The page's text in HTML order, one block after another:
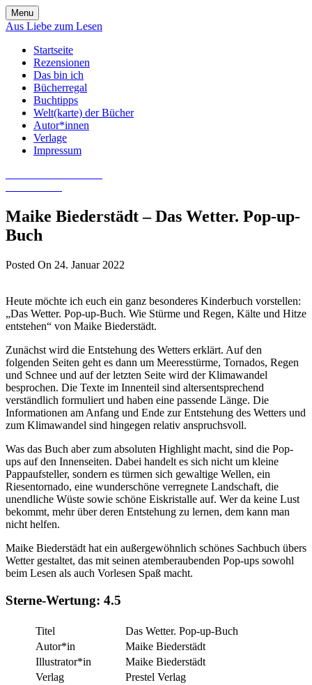
Skip
to
Menu
Aus Liebe zum Lesen
Startseite
Rezensionen
Das bin ich
Bücherregal
Buchtipps
Welt(karte) der Bücher
Autor*innen
Verlage
Impressum
Maike Biederstädt – Das Wetter. Pop-up-
Buch
Posted On 24. Januar 2022
Heute möchte ich euch ein ganz besonderes Kinderbuch vorstellen:
„Das Wetter. Pop-up-Buch. Wie Stürme und Regen, Kälte und Hitze
entstehen“ von Maike Biederstädt.
Zunächst wird die Entstehung des Wetters erklärt. Auf den
folgenden Seiten geht es dann um Meeresstürme, Tornados, Regen
und Schnee und auf der letzten Seite wird der Klimawandel
besprochen. Die Texte im Innenteil sind altersentsprechend
verständlich formuliert und haben eine passende Länge. Die
Informationen am Anfang und Ende zur Entstehung des Wetters und
zum Klimawandel sind hingegen relativ anspruchsvoll.
Was das Buch aber zum absoluten Highlight macht, sind die Pop-
ups auf den Innenseiten. Dabei handelt es sich nicht um kleine
Pappaufsteller, sondern es türmen sich gewaltige Wellen, ein
Riesentornado, eine wunderschöne verregnete Landschaft, die
unendliche Wüste sowie schöne Eiskristalle auf. Wer da keine Lust
bekommt, mehr über deren Entstehung zu lernen, dem kann man
nicht helfen.
Maike Biederstädt hat ein außergewöhnlich schönes Sachbuch übers
Wetter gestaltet, das mit seinen atemberaubenden Pop-ups sowohl
beim Lesen als auch Vorlesen Spaß macht.
Sterne-Wertung: 4.5
Titel
Das Wetter. Pop-up-Buch
Autor*in
Maike Biederstädt
Illustrator*in
Maike Biederstädt
Verlag
Prestel Verlag